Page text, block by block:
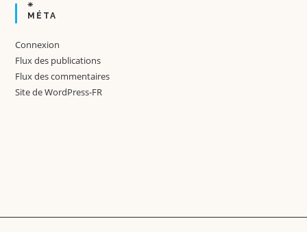
MÉTA
Connexion
Flux des publications
Flux des commentaires
Site de WordPress-FR